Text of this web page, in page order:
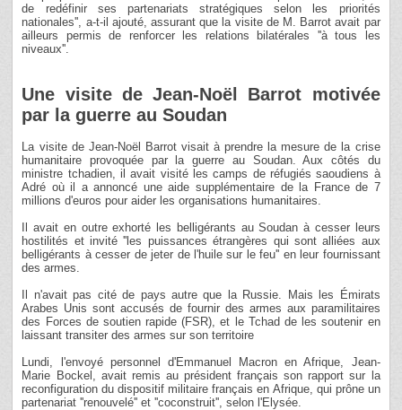
de redéfinir ses partenariats stratégiques selon les priorités
nationales'', a-t-il ajouté, assurant que la visite de M. Barrot avait par
ailleurs permis de renforcer les relations bilatérales ''à tous les
niveaux''.
Une visite de Jean-Noël Barrot motivée
par la guerre au Soudan
La visite de Jean-Noël Barrot visait à prendre la mesure de la crise
humanitaire provoquée par la guerre au Soudan. Aux côtés du
ministre tchadien, il avait visité les camps de réfugiés saoudiens à
Adré où il a annoncé une aide supplémentaire de la France de 7
millions d'euros pour aider les organisations humanitaires.
Il avait en outre exhorté les belligérants au Soudan à cesser leurs
hostilités et invité ''les puissances étrangères qui sont alliées aux
belligérants à cesser de jeter de l'huile sur le feu'' en leur fournissant
des armes.
Il n'avait pas cité de pays autre que la Russie. Mais les Émirats
Arabes Unis sont accusés de fournir des armes aux paramilitaires
des Forces de soutien rapide (FSR), et le Tchad de les soutenir en
laissant transiter des armes sur son territoire
Lundi, l'envoyé personnel d'Emmanuel Macron en Afrique, Jean-
Marie Bockel, avait remis au président français son rapport sur la
reconfiguration du dispositif militaire français en Afrique, qui prône un
partenariat ''renouvelé'' et ''coconstruit'', selon l'Elysée.